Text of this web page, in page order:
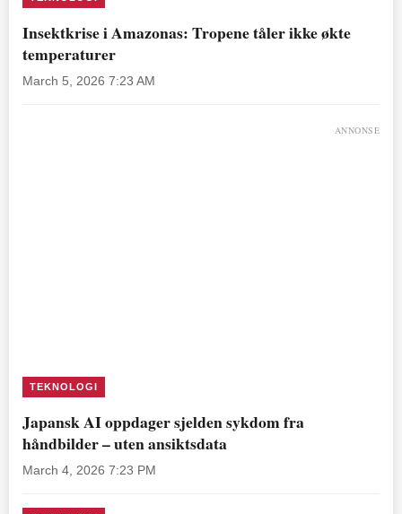
Insektkrise i Amazonas: Tropene tåler ikke økte
temperaturer
March 5, 2026 7:23 AM
ANNONSE
TEKNOLOGI
Japansk AI oppdager sjelden sykdom fra
håndbilder – uten ansiktsdata
March 4, 2026 7:23 PM